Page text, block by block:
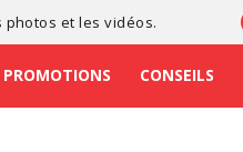
photos et les vidéos.
PROMOTIONS CONSEILS